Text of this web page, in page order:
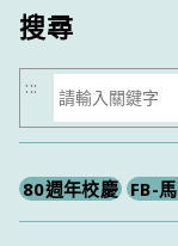
搜尋
搜
尋
:::
80週年校慶 FB-